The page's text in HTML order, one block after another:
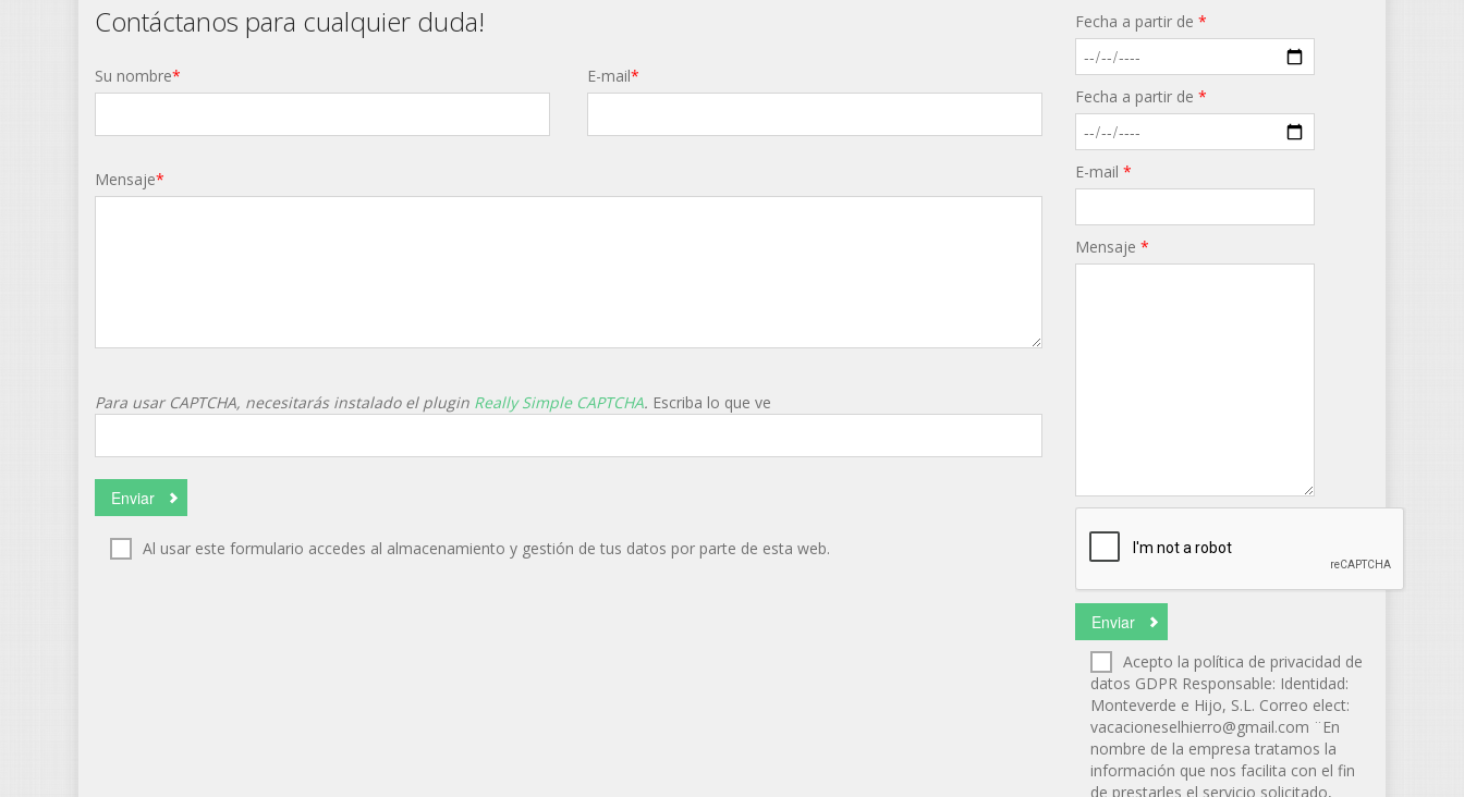
Contáctanos para cualquier duda!
Su nombre* E-mail*
Mensaje*
Para usar CAPTCHA, necesitarás instalado el plugin Really Simple CAPTCHA. Escriba lo que ve
Al usar este formulario accedes al almacenamiento y gestión de tus datos por parte de esta web.
Fecha a partir de *
Fecha a partir de *
E-mail *
Mensaje *
Acepto la política de privacidad de
datos GDPR Responsable: Identidad:
Monteverde e Hijo, S.L. Correo elect:
vacacioneselhierro@gmail.com ¨En
nombre de la empresa tratamos la
información que nos facilita con el fin
de prestarles el servicio solicitado,